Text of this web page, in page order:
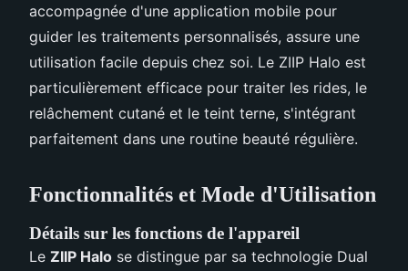
accompagnée d'une application mobile pour
guider les traitements personnalisés, assure une
utilisation facile depuis chez soi. Le ZIIP Halo est
particulièrement efficace pour traiter les rides, le
relâchement cutané et le teint terne, s'intégrant
parfaitement dans une routine beauté régulière.
Fonctionnalités et Mode d'Utilisation
Détails sur les fonctions de l'appareil
Le ZIIP Halo se distingue par sa technologie Dual